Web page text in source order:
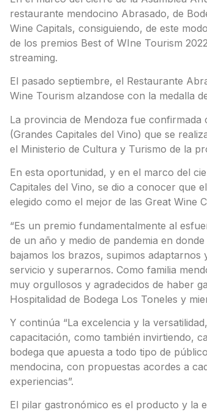
restaurante mendocino Abrasado, de
Wine Capitals, consiguiendo, de este
de los premios Best of WIne Tourism
streaming.
El pasado septiembre, el Restaurante
Wine Tourism alzandose con la medalla
La provincia de Mendoza fue confirmada
(Grandes Capitales del Vino) que se
el Ministerio de Cultura y Turismo de la
En esta oportunidad, y en el marco del
Capitales del Vino, se dio a conocer que
elegido como el mejor de las Great Wine
“Es un premio fundamentalmente al
de un año y medio de pandemia en
bajamos los brazos, supimos
servicio y superarnos. Como familia
muy orgullosos y agradecidos de haber
Hospitalidad de Bodega Los Toneles y
Y continúa “La excelencia y la
capacitación, como también invirtiendo,
bodega que apuesta a todo tipo de
mendocina, con propuestas acordes a
experiencias”.
El pilar gastronómico es el producto y la